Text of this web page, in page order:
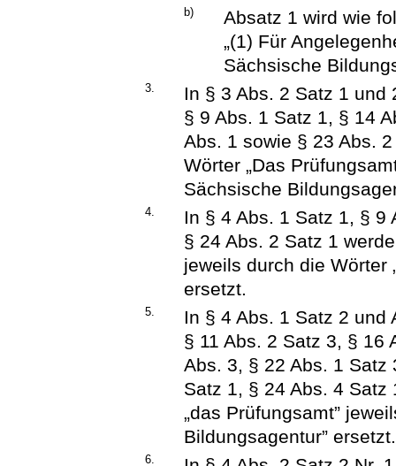
b)
Absatz 1 wird wie
„(1) Für
Sächsische
3.
In § 3 Abs. 2 Satz 1 und
§ 9 Abs. 1 Satz 1, § 14
Abs. 1 sowie § 23 Abs.
Wörter „Das
Sächsische
4.
In § 4 Abs. 1 Satz 1, § 9
§ 24 Abs. 2 Satz 1
jeweils durch die Wörter
ersetzt.
5.
In § 4 Abs. 1 Satz 2 und
§ 11 Abs. 2 Satz 3, § 16
Abs. 3, § 22 Abs. 1 Satz
Satz 1, § 24 Abs. 4 Satz
„das Prüfungsamt”
Bildungsagentur” ersetzt.
6.